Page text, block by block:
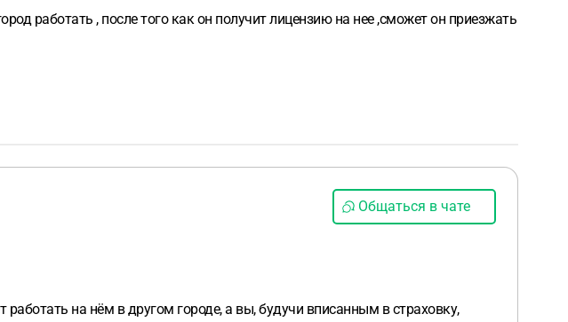
работать , после того как он получит лицензию на нее ,сможет он приезжать
Общаться в чате
на нём в другом городе, а вы, будучи вписанным в страховку,